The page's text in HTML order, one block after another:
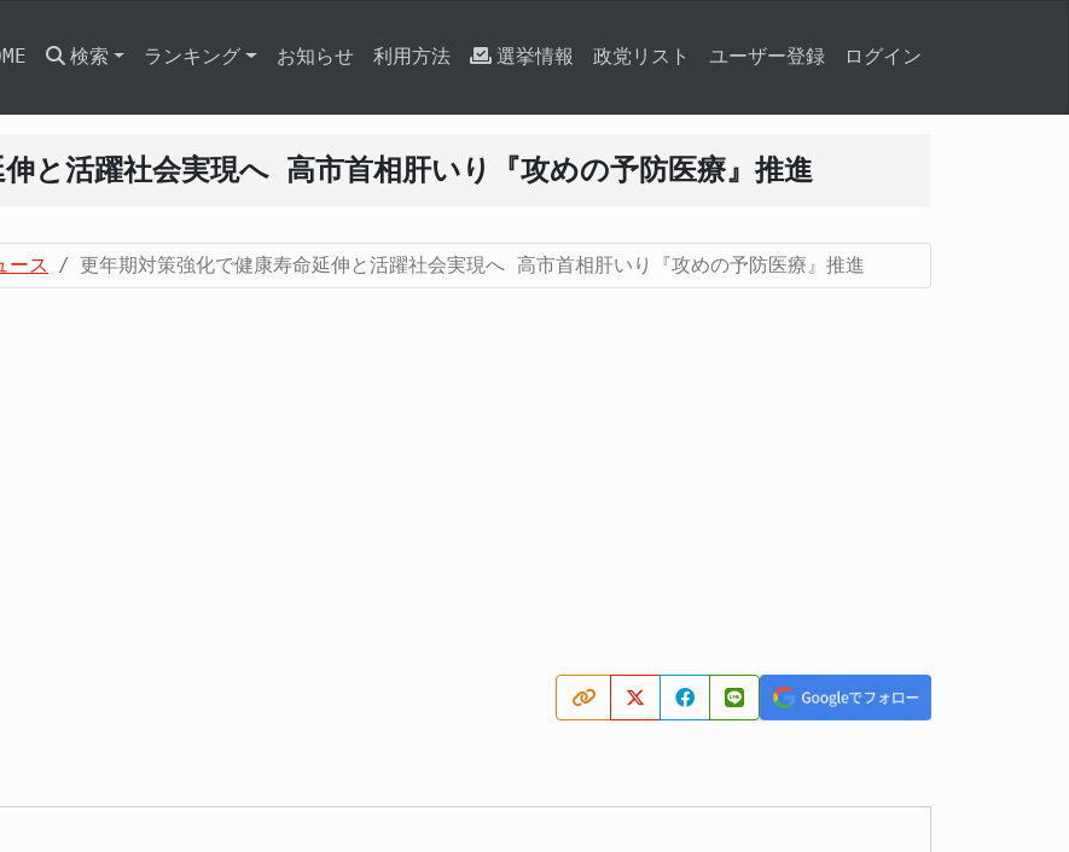
検索 ランキング お知らせ 利用方法 選挙情報 政党リスト ユーザー登録 ログイン
と活躍社会実現へ 高市首相肝いり『攻めの予防医療』推進
ース 更年期対策強化で健康寿命延伸と活躍社会実現へ 高市首相肝いり『攻めの予防医療』推進